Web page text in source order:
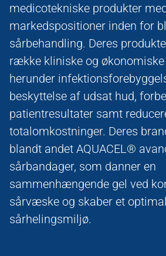
medicotekniske produkter
markedspositioner inden for
sårbehandling. Deres
række kliniske og økonomiske
herunder
beskyttelse af udsat hud,
patientresultater samt
totalomkostninger. Deres
blandt andet AQUACEL®
sårbandager, som danner en
sammenhængende gel ved
sårvæske og skaber et
sårhelingsmiljø.